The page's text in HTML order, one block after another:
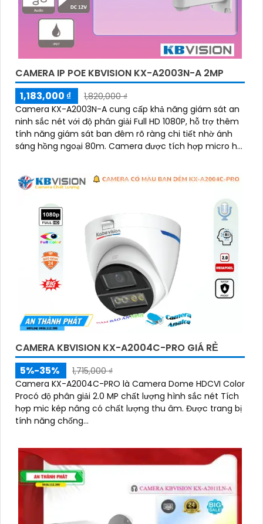
CAMERA IP POE KBVISION KX-A2003N-A 2MP
1,183,000 ₫
1,820,000 ₫
Camera KX-A2003N-A cung cấp khả năng giám sát an
ninh sắc nét với độ phân giải Full HD 1080P, hỗ trợ thêm
tính năng giám sát ban đêm rõ ràng chi tiết nhờ ánh
sáng hồng ngoại 80m. Camera được tích hợp micro hỗ
CAMERA KBVISION KX-A2004C-PRO GIÁ RẺ
5%-35%
1,715,000 ₫
Camera KX-A2004C-PRO là Camera Dome HDCVI Color
Procó độ phân giải 2.0 MP chất lượng hình sắc nét Tích
hợp mic kép nâng có chất lượng thu âm. Được trang bị
tính năng chống...